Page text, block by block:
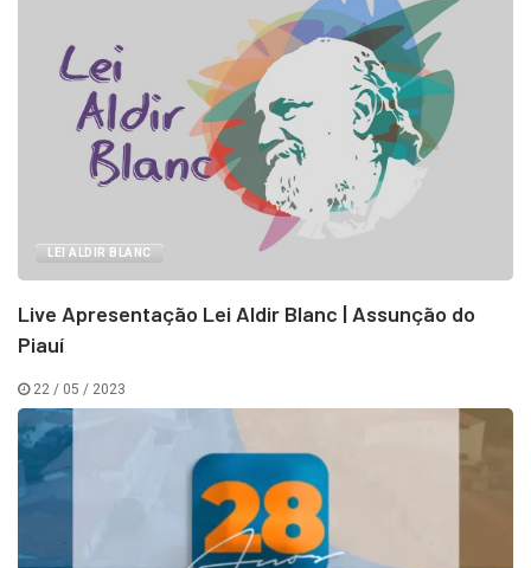
LEI ALDIR BLANC
Live Apresentação Lei Aldir Blanc | Assunção do
Piauí
22 / 05 / 2023